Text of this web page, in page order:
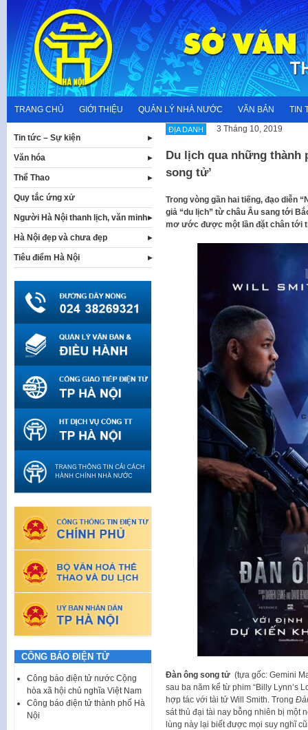
content
TRANG CHỦ GIỚI THIỆU QUẢN LÝ NHÀ NƯỚC VĂN BẢN TIN
ĐỊA DANH 3 Tháng 10, 2019
Du lịch qua những thành
song tử’
Trong vòng gần hai tiếng, đạo diễn
giả “du lịch” từ châu Âu sang tới
mơ ước được một lần đặt chân tới
Đàn ông song tử(tựa gốc: Gemini
sau ba năm kể từ phim “Billy Lynn’s
hợp tác với tài tử Will Smith. Trong
sát thủ đại tài nay bỗng nhiên bị một
lùng này lại biết được mọi suy nghĩ
Tin tức – Sự kiện
Văn hóa
Thể Thao
Quy tắc ứng xử
Người Hà Nội thanh lịch, văn minh
Hà Nội đẹp và chưa đẹp
Tiêu điểm Hà Nội
CÔNG BÁO ĐIỆN TỬ
Công báo điện tử nước Cộng
hòa xã hội chủ nghĩa Việt Nam
Công báo điện tử thành phố Hà
Nội